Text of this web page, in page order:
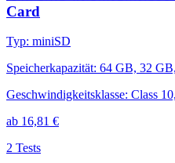
Card
Typ: miniSD
Speicherkapazität: 64 GB, 32
Geschwindigkeitsklasse: Class
ab 16,81 €
2 Tests